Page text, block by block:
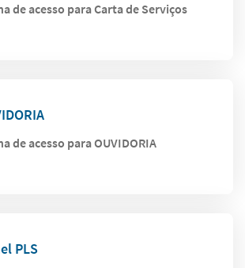
de acesso para Carta de Serviços
de acesso para OUVIDORIA
PLS